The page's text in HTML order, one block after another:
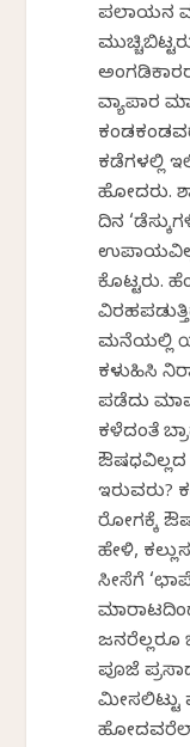
ಪಲಾಯನ
ವ್ಯಾಪಾರ
ಕಡೆಗಳಲ್ಲಿ
ಹೋದರು.
ದಿನ
ಕೊಟ್ಟರು.
ಮನೆಯಲ್ಲಿ
ಕಳುಹಿಸಿ
ಪಡೆದು
ಕಳೆದಂತೆ
ಔಷಧವಿಲ್ಲದ
ಇರುವರು?
ರೋಗಕ್ಕೆ
ಹೇಳಿ,
ಸೀಸೆಗೆ
ಜನರೆಲ್ಲರೂ
ಪೂಜೆ
ಮೀಸಲಿಟ್ಟು